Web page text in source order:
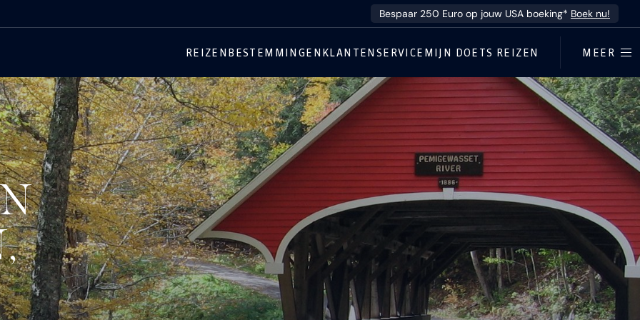
Bespaar 250 Euro op jouw USA boeking* Boek nu!
REIZEN BESTEMMINGEN KLANTENSERVICE MIJN DOETS REIZEN MEER